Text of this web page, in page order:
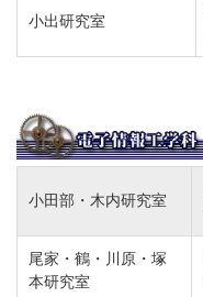
小出研究室
小田部・木内研究室
尾家・鶴・川原・塚
本研究室